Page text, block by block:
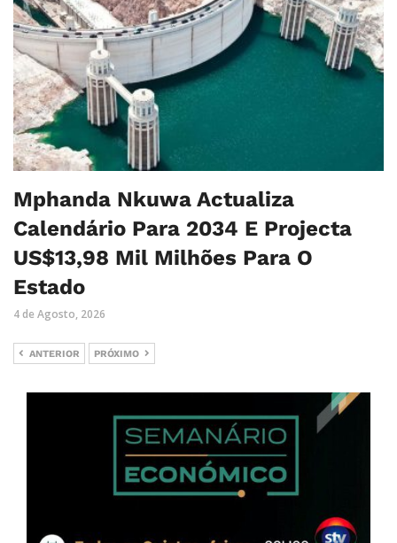
Mphanda Nkuwa Actualiza
Calendário Para 2034 E Projecta
US$13,98 Mil Milhões Para O
Estado
4 de Agosto, 2026
ANTERIOR PRÓXIMO